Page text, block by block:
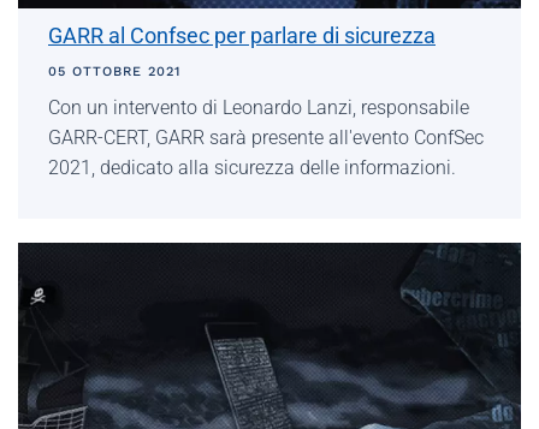
GARR al Confsec per parlare di sicurezza
05 OTTOBRE 2021
Con un intervento di Leonardo Lanzi, responsabile
GARR-CERT, GARR sarà presente all'evento ConfSec
2021, dedicato alla sicurezza delle informazioni.